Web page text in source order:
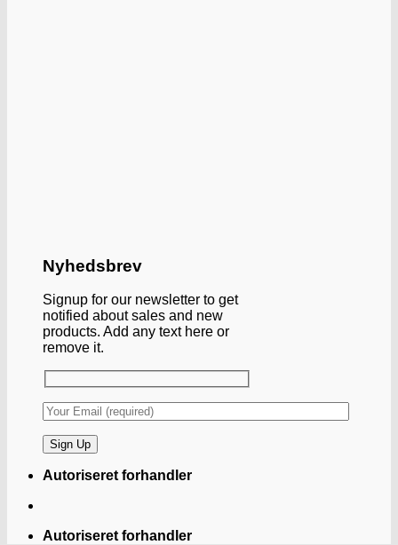
Nyhedsbrev
Signup for our newsletter to get
notified about sales and new
products. Add any text here or
remove it.
Autoriseret forhandler
Autoriseret forhandler